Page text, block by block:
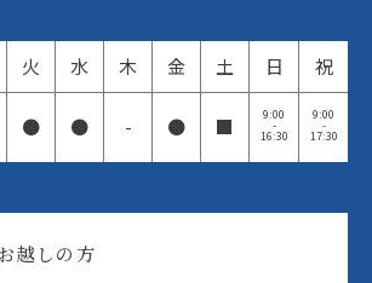
火 水 木 金 土 日
祝
● ● - ● ■ 9:00
-
16:30
9:00
-
17:30
越しの方